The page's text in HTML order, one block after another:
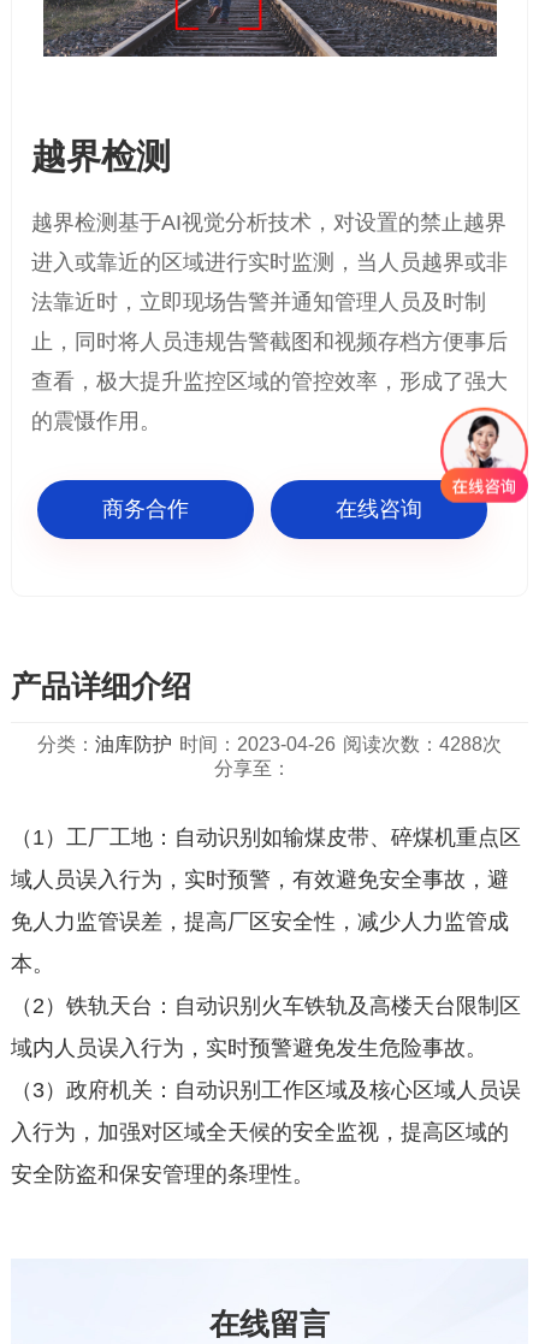
越界检测
越界检测基于AI视觉分析技术，对设置的禁止越界
进入或靠近的区域进行实时监测，当人员越界或非
法靠近时，立即现场告警并通知管理人员及时制
止，同时将人员违规告警截图和视频存档方便事后
查看，极大提升监控区域的管控效率，形成了强大
的震慑作用。
商务合作 在线咨询
产品详细介绍
分类： 油库防护 时间：2023-04-26 阅读次数：4288次
分享至：
（1）工厂工地：自动识别如输煤皮带、碎煤机重点区
域人员误入行为，实时预警，有效避免安全事故，避
免人力监管误差，提高厂区安全性，减少人力监管成
本。
（2）铁轨天台：自动识别火车铁轨及高楼天台限制区
域内人员误入行为，实时预警避免发生危险事故。
（3）政府机关：自动识别工作区域及核心区域人员误
入行为，加强对区域全天候的安全监视，提高区域的
安全防盗和保安管理的条理性。
在线留言